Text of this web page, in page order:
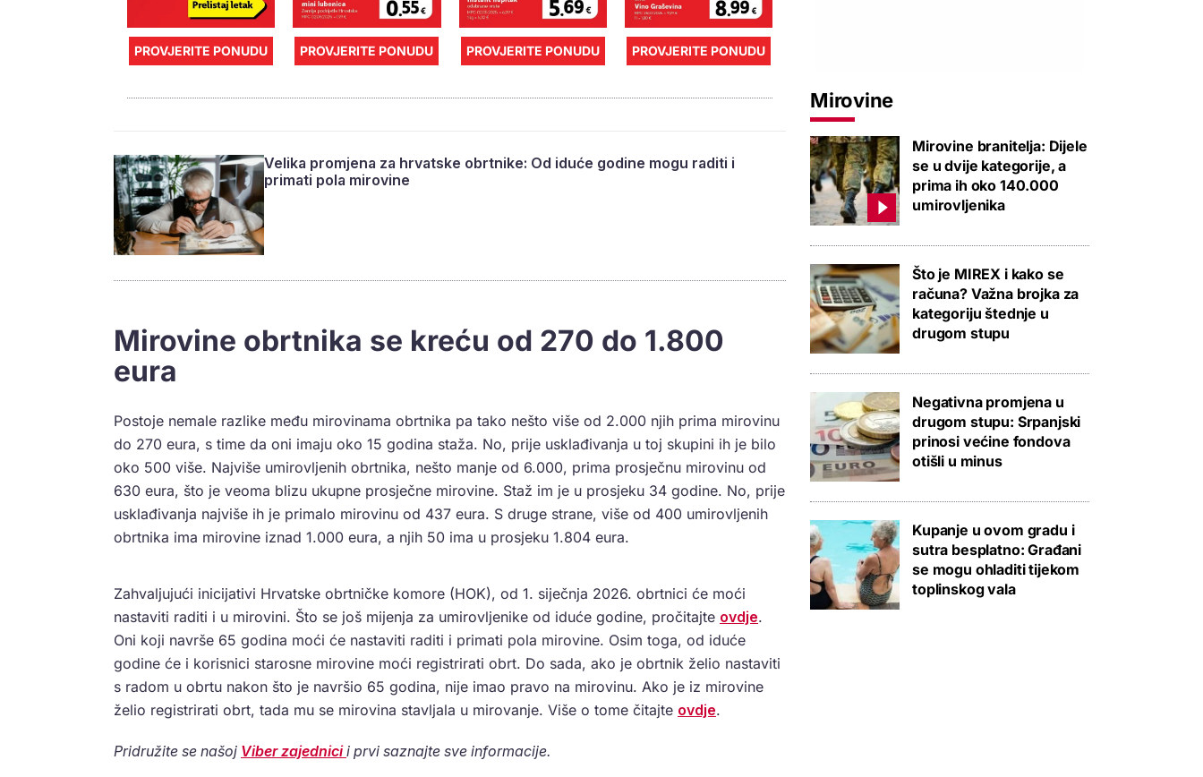
PROVJERITE PONUDU PROVJERITE PONUDU PROVJERITE PONUDU PROVJERITE PONUDU
Velika promjena za hrvatske obrtnike: Od iduće godine mogu raditi i
primati pola mirovine
Mirovine obrtnika se kreću od 270 do 1.800
eura
Postoje nemale razlike među mirovinama obrtnika pa tako nešto više od 2.000 njih prima mirovinu
do 270 eura, s time da oni imaju oko 15 godina staža. No, prije usklađivanja u toj skupini ih je bilo
oko 500 više. Najviše umirovljenih obrtnika, nešto manje od 6.000, prima prosječnu mirovinu od
630 eura, što je veoma blizu ukupne prosječne mirovine. Staž im je u prosjeku 34 godine. No, prije
usklađivanja najviše ih je primalo mirovinu od 437 eura. S druge strane, više od 400 umirovljenih
obrtnika ima mirovine iznad 1.000 eura, a njih 50 ima u prosjeku 1.804 eura.
Zahvaljujući inicijativi Hrvatske obrtničke komore (HOK), od 1. siječnja 2026. obrtnici će moći
nastaviti raditi i u mirovini. Što se još mijenja za umirovljenike od iduće godine, pročitajte ovdje.
Oni koji navrše 65 godina moći će nastaviti raditi i primati pola mirovine. Osim toga, od iduće
godine će i korisnici starosne mirovine moći registrirati obrt. Do sada, ako je obrtnik želio nastaviti
s radom u obrtu nakon što je navršio 65 godina, nije imao pravo na mirovinu. Ako je iz mirovine
želio registrirati obrt, tada mu se mirovina stavljala u mirovanje. Više o tome čitajte ovdje.
Pridružite se našoj Viber zajednicii prvi saznajte sve informacije.
Mirovine
Mirovine branitelja: Dijele
se u dvije kategorije, a
prima ih oko 140.000
umirovljenika
Što je MIREX i kako se
računa? Važna brojka za
kategoriju štednje u
drugom stupu
Negativna promjena u
drugom stupu: Srpanjski
prinosi većine fondova
otišli u minus
Kupanje u ovom gradu i
sutra besplatno: Građani
se mogu ohladiti tijekom
toplinskog vala